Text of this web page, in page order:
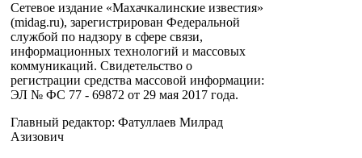
Сетевое издание «Махачкалинские известия»
(midag.ru), зарегистрирован Федеральной
службой по надзору в сфере связи,
информационных технологий и массовых
коммуникаций. Свидетельство о
регистрации средства массовой информации:
ЭЛ № ФС 77 - 69872 от 29 мая 2017 года.
Главный редактор: Фатуллаев Милрад
Азизович